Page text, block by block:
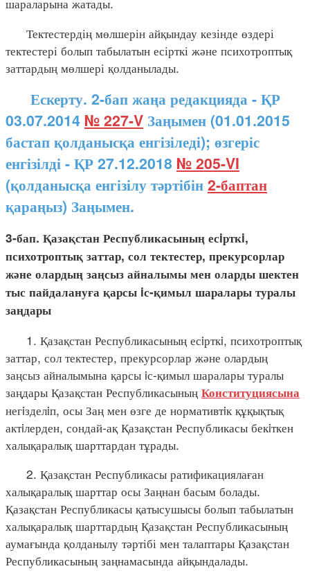
Тектестердің мөлшерін айқындау кезінде өздері
тектестері болып табылатын есірткі және психотроптық
заттардың мөлшері қолданылады.
Ескерту. 2-бап жаңа редакцияда - ҚР
03.07.2014 № 227-V Заңымен (01.01.2015
бастап қолданысқа енгізіледі); өзгеріс
енгізілді - ҚР 27.12.2018 № 205-VI
(қолданысқа енгізілу тәртібін2-баптан
қараңыз) Заңымен.
3-бап. Қазақстан Республикасының есiрткi,
психотроптық заттар, сол тектестер, прекурсорлар
және олардың заңсыз айналымы мен оларды шектен
тыс пайдалануға қарсы iс-қимыл шаралары туралы
заңдары
1. Қазақстан Республикасының есiрткi, психотроптық
заттар, сол тектестер, прекурсорлар және олардың
заңсыз айналымына қарсы iс-қимыл шаралары туралы
заңдары Қазақстан Республикасының Конституциясына
негiзделiп, осы Заң мен өзге де нормативтiк құқықтық
актiлерден, сондай-ақ Қазақстан Республикасы бекiткен
халықаралық шарттардан тұрады.
2. Қазақстан Республикасы ратификациялаған
халықаралық шарттар осы Заңнан басым болады.
Қазақстан Республикасы қатысушысы болып табылатын
халықаралық шарттардың Қазақстан Республикасының
аумағында қолданылу тәртібі мен талаптары Қазақстан
Республикасының заңнамасында айқындалады.